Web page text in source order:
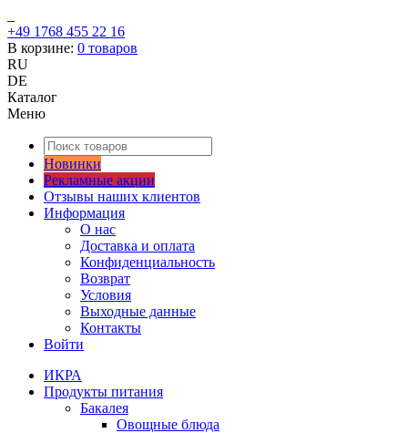
+49 1768 455 22 16
В корзине: 0 товаров
RU
DE
Каталог
Меню
Новинки
Рекламные акции
Отзывы наших клиентов
Информация
О нас
Доставка и оплата
Конфиденциальность
Возврат
Условия
Выходные данные
Контакты
Войти
ИКРА
Продукты питания
Бакалея
Овощные блюда